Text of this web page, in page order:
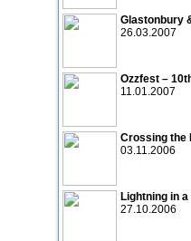
Glastonbury
26.03.2007
Ozzfest –
11.01.2007
Crossing the
03.11.2006
Lightning in
27.10.2006